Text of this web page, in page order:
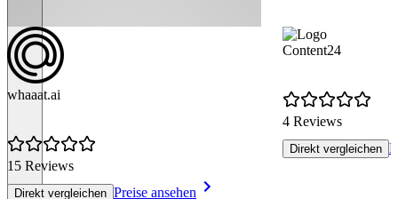
whaaat.ai
15 Reviews
Direkt vergleichen Preise ansehen
Content24
4 Reviews
Direkt vergleichen